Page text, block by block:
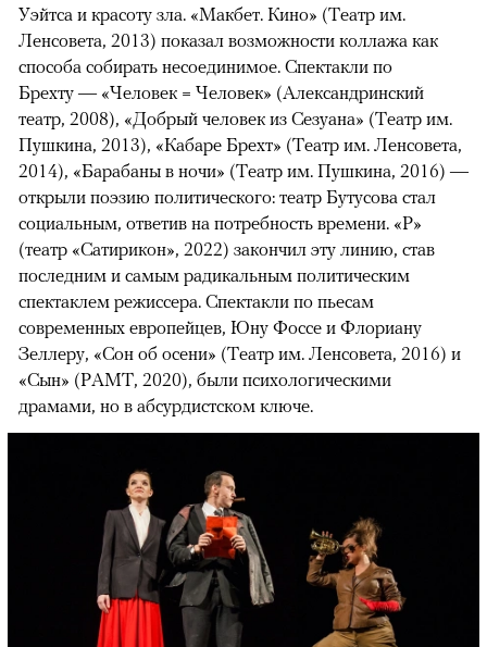
Уэйтса и красоту зла. «Макбет. Кино» (Театр им.
Ленсовета, 2013) показал возможности коллажа как
способа собирать несоединимое. Спектакли по
Брехту — «Человек = Человек» (Александринский
театр, 2008), «Добрый человек из Сезуана» (Театр им.
Пушкина, 2013), «Кабаре Брехт» (Театр им. Ленсовета,
2014), «Барабаны в ночи» (Театр им. Пушкина, 2016) —
открыли поэзию политического: театр Бутусова стал
социальным, ответив на потребность времени. «Р»
(театр «Сатирикон», 2022) закончил эту линию, став
последним и самым радикальным политическим
спектаклем режиссера. Спектакли по пьесам
современных европейцев, Юну Фоссе и Флориану
Зеллеру, «Сон об осени» (Театр им. Ленсовета, 2016) и
«Сын» (РАМТ, 2020), были психологическими
драмами, но в абсурдистском ключе.